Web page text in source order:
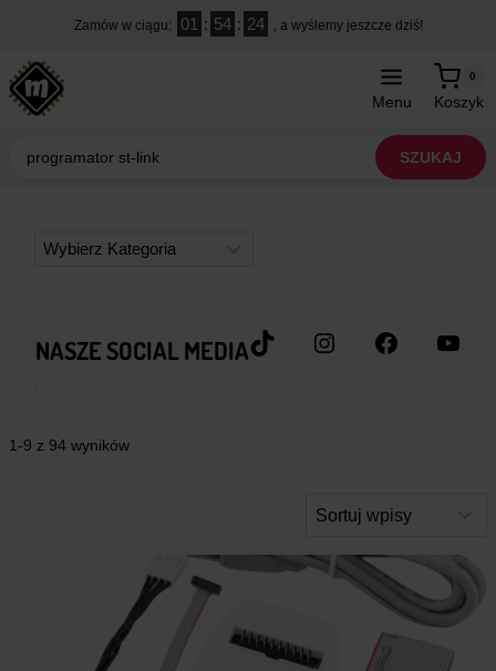
treści
Zamów w ciągu: 01 : 54 : 24 , a wyślemy jeszcze dziś!
Menu Koszyk
0
produktów
SZUKAJ
Kategorie
NASZE SOCIAL MEDIATikTokInstagramFacebook
1-9 z 94 wyników